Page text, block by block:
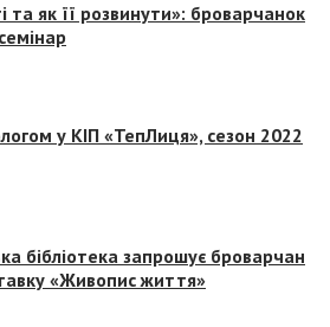
та як її розвинути»: броварчанок
у КІП «ТепЛиця», сезон 2022
бібліотека запрошує броварчан
«Живопис життя»